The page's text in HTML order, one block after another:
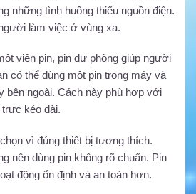
những tình huống thiếu nguồn điện.
làm việc ở vùng xa.
viên pin, pin dự phòng giúp người
có thể dùng một pin trong máy và
bên ngoài. Cách này phù hợp với
kéo dài.
vì đúng thiết bị tương thích.
nên dùng pin không rõ chuẩn. Pin
động ổn định và an toàn hơn.